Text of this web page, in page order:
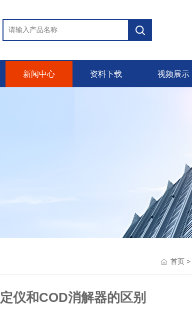
新闻中心 资料下载 视频展示
首页>
仪和COD消解器的区别